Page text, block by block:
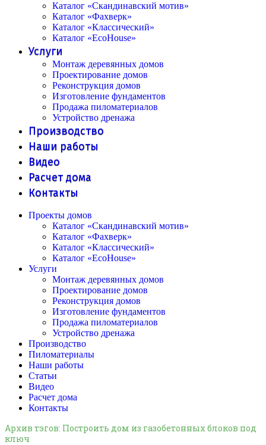
Каталог «Скандинавский мотив»
Каталог «Фахверк»
Каталог «Классический»
Каталог «EcoHouse»
Услуги
Монтаж деревянных домов
Проектирование домов
Реконструкция домов
Изготовление фундаментов
Продажа пиломатериалов
Устройство дренажа
Производство
Наши работы
Видео
Расчет дома
Контакты
Проекты домов
Каталог «Скандинавский мотив»
Каталог «Фахверк»
Каталог «Классический»
Каталог «EcoHouse»
Услуги
Монтаж деревянных домов
Проектирование домов
Реконструкция домов
Изготовление фундаментов
Продажа пиломатериалов
Устройство дренажа
Производство
Пиломатериалы
Наши работы
Статьи
Видео
Расчет дома
Контакты
Архив тэгов: Построить дом из газобетонных блоков под
ключ